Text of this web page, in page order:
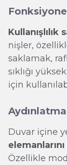
Kullanışlılık
nişler,
saklamak,
sıklığı
için
Duvar içine
Özellikle